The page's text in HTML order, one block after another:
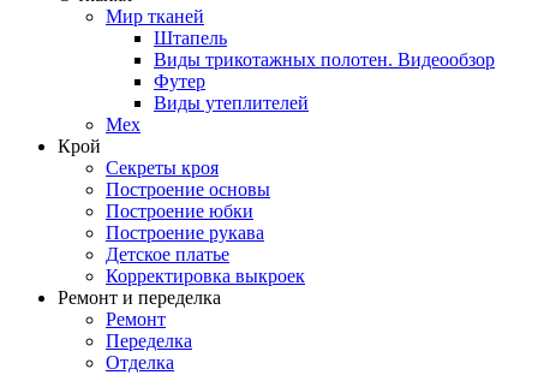
Мир тканей
Штапель
Виды трикотажных полотен. Видеообзор
Футер
Виды утеплителей
Мех
Крой
Секреты кроя
Построение основы
Построение юбки
Построение рукава
Детское платье
Корректировка выкроек
Ремонт и переделка
Ремонт
Переделка
Отделка